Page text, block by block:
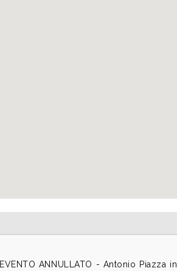
EVENTO ANNULLATO - Antonio Piazza